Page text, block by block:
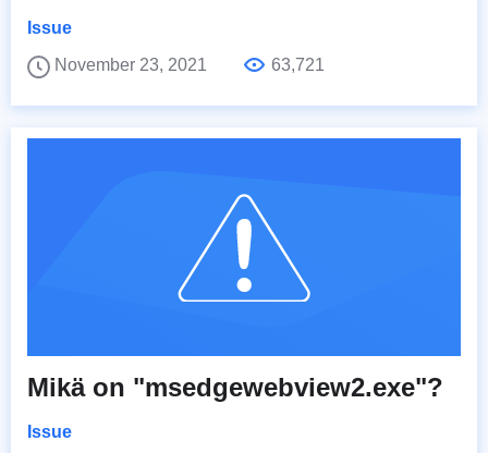
Issue
November 23, 2021
63,721
Mikä on "msedgewebview2.exe"?
Issue